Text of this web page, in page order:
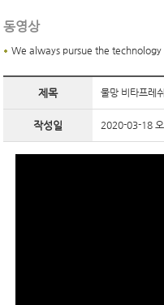
동영상
We always pursue the
제목 물망 비타프레
작성일 2020-03-18